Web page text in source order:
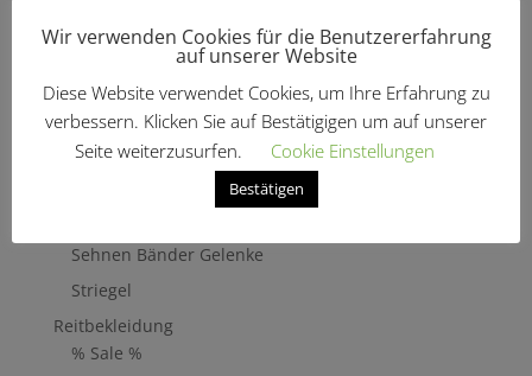
Fliegenschutzmittel
Hufpflege
Mähne, Schweif & Fell
Pferdewäsche
Putzzeug & Zubehör
Sehnen Bänder Gelenke
Striegel
Reitbekleidung
% Sale %
Wir verwenden Cookies für die Benutzererfahrung
auf unserer Website
Diese Website verwendet Cookies, um Ihre Erfahrung zu
verbessern. Klicken Sie auf Bestätigigen um auf unserer
Seite weiterzusurfen.
Cookie Einstellungen
Bestätigen